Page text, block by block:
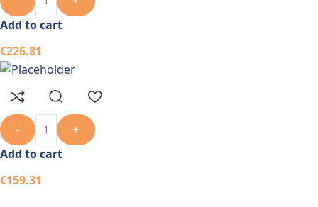
Add to cart
€226.81
-
+
Add to cart
€159.31